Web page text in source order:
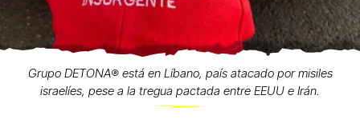
Grupo DETONA®️ está en Líbano, país atacado por misiles
israelíes, pese a la tregua pactada entre EEUU e Irán.